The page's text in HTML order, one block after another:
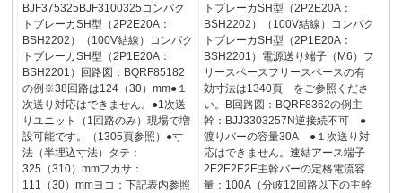
BJF375325BJF3100325コンパク
トブレーカSH型（2P2E20A：
BSH2202）（100V結線）コンパク
トブレーカSH型（2P1E20A：
BSH2201）回路図：BQRF85182
の例※38回路は124（30）mm●１
次送り対応はできません。●1次送
りユニット（1回路のみ）現場で増
設可能です。（1305頁参照）●寸
法（半埋込寸法）タテ：
325（310）mmフカサ：
111（30）mmヨコ：下記表内参照
トブレーカSH型（2P2E20A：
BSH2202）（100V結線）コンパク
トブレーカSH型（2P1E20A：
BSH2201）電源送り端子（M6）フ
リースペースフリースペースの有
効寸法は1340頁 をご参照くださ
い。B回路図：BQRF8362の例主
幹：BJJ3303257N逆接続不可 ●
渡りバーの容量30A ●１次送り対
応はできません。速結アース端子
2E2E2E2E主幹バーの定格電流容
量：100A（分岐12回路以下の主幹